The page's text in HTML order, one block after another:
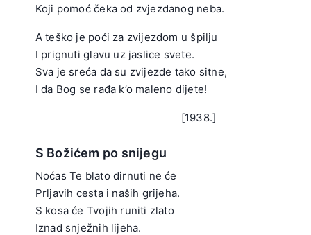
Koji pomoć čeka od zvjezdanog neba.
A teško je poći za zvijezdom u špilju
I prignuti glavu uz jaslice svete.
Sva je sreća da su zvijezde tako sitne,
I da Bog se rađa k’o maleno dijete!
[1938.]
S Božićem po snijegu
Noćas Te blato dirnuti ne će
Prljavih cesta i naših grijeha.
S kosa će Tvojih runiti zlato
Iznad snježnih lijeha.